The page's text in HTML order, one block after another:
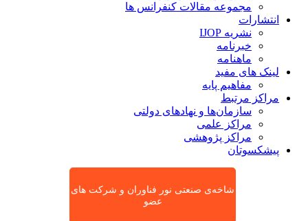
مجموعه مقالات کنفرانس ها
انتشارات
نشریه IJOP
خبرنامه
ماهنامه
لینک های مفید
مفاهیم پایه
مراکز مرتبط
سازمان‌ها و نهادهای دولتی
مراکز علمی
مراکز پژوهشی
پیشکسوتان
شاخه‌ی صنعتی نور فناوران و شرکت های
عضو